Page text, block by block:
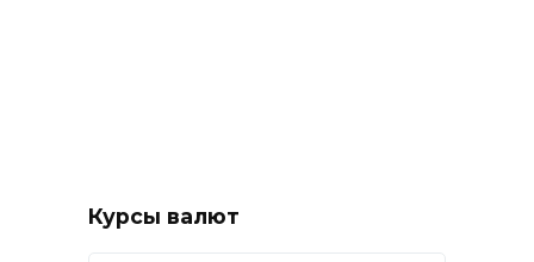
Курсы валют